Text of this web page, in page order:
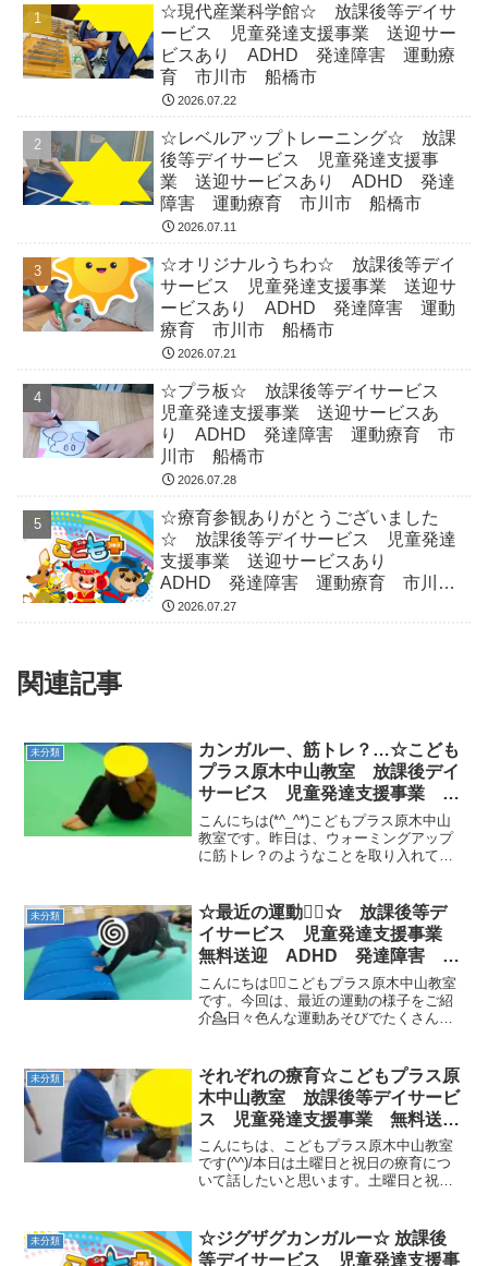
☆現代産業科学館☆ 放課後等デイサ
ービス 児童発達支援事業 送迎サー
ビスあり ADHD 発達障害 運動療
育 市川市 船橋市
2026.07.22
☆レベルアップトレーニング☆ 放課
後等デイサービス 児童発達支援事
業 送迎サービスあり ADHD 発達
障害 運動療育 市川市 船橋市
2026.07.11
☆オリジナルうちわ☆ 放課後等デイ
サービス 児童発達支援事業 送迎サ
ービスあり ADHD 発達障害 運動
療育 市川市 船橋市
2026.07.21
☆プラ板☆ 放課後等デイサービス
児童発達支援事業 送迎サービスあ
り ADHD 発達障害 運動療育 市
川市 船橋市
2026.07.28
☆療育参観ありがとうございました
☆ 放課後等デイサービス 児童発達
支援事業 送迎サービスあり
ADHD 発達障害 運動療育 市川
市 船橋市
2026.07.27
関連記事
未分類
カンガルー、筋トレ？…☆こども
プラス原木中山教室 放課後デイ
サービス 児童発達支援事業 無
料送迎 ADHD 発達障害 運動
療育 市川市 船橋市
こんにちは(*^_^*)こどもプラス原木中山
教室です。昨日は、ウォーミングアップ
に筋トレ？のようなことを取り入れてみ
使って起き上がりました。ウォーミング
アップだったので...
未分類
☆最近の運動🤸‍♀️☆ 放課後等デ
イサービス 児童発達支援事業
無料送迎 ADHD 発達障害 運
動療育 市川市 船橋市
こんにちは🤸‍♀️こどもプラス原木中山教室
です。今回は、最近の運動の様子をご紹
介💁日々色んな運動あそびでたくさん汗
い物も引っ張ります💪みんな力持ち
～！！ラダートレーニング...
未分類
それぞれの療育☆こどもプラス原
木中山教室 放課後等デイサービ
ス 児童発達支援事業 無料送
迎 ADHD 発達障害 運動療
育 市川市 船橋市
こんにちは、こどもプラス原木中山教室
です(^^)/本日は土曜日と祝日の療育につ
いて話したいと思います。土曜日と祝日
お子様も朝からの登所なので元気いっぱ
いだったり土曜日のみの登...
未分類
☆ジグザグカンガルー☆ 放課後
等デイサービス 児童発達支援事